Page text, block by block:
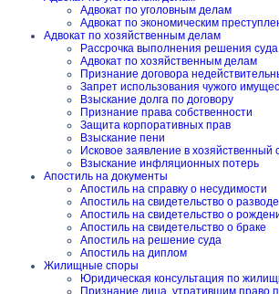
Адвокат по уголовным делам
Адвокат по экономическим
Адвокат по хозяйственным делам
Рассрочка выполнения решения суда
Адвокат по хозяйственным делам
Признание договора
Запрет использования чужого
Взыскание долга по договору
Признание права собственности
Защита корпоративных прав
Взыскание пени
Исковое заявление в хозяйственный
Взыскание инфляционных потерь
Апостиль на документы
Апостиль на справку о несудимости
Апостиль на свидетельство о разводе
Апостиль на свидетельство о
Апостиль на свидетельство о браке
Апостиль на решение суда
Апостиль на диплом
Жилищные споры
Юридическая консультация по